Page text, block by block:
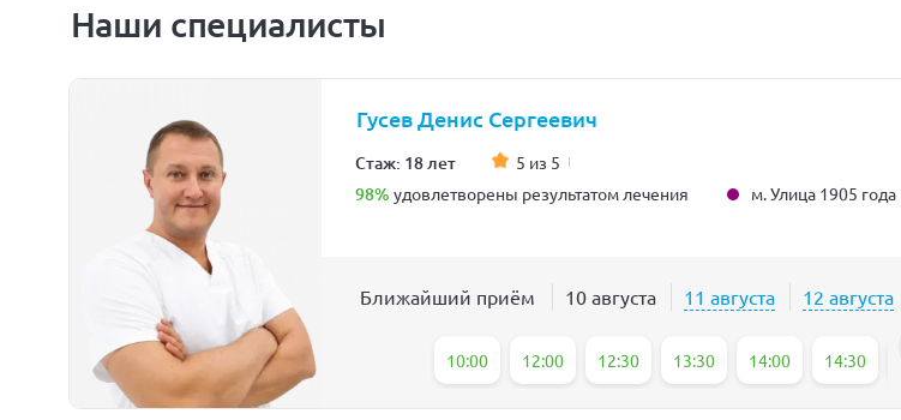
Наши специалисты
Гусев Денис Сергеевич
Стаж: 18 лет 5 из 5
98% удовлетворены результатом лечения м. Улица 1905 года
Ближайший приём 10 августа 11 августа 12 августа
10:00 12:00 12:30 13:30 14:00 14:30